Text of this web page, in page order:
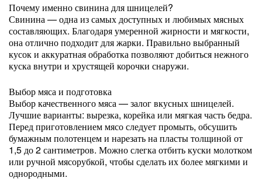
Почему именно свинина для шницелей?
Свинина — одна из самых доступных и любимых мясных
составляющих. Благодаря умеренной жирности и мягкости,
она отлично подходит для жарки. Правильно выбранный
кусок и аккуратная обработка позволяют добиться нежного
куска внутри и хрустящей корочки снаружи.
Выбор мяса и подготовка
Выбор качественного мяса — залог вкусных шницелей.
Лучшие варианты: вырезка, корейка или мягкая часть бедра.
Перед приготовлением мясо следует промыть, обсушить
бумажным полотенцем и нарезать на пласты толщиной от
1,5 до 2 сантиметров. Можно слегка отбить куски молотком
или ручной мясорубкой, чтобы сделать их более мягкими и
однородными.